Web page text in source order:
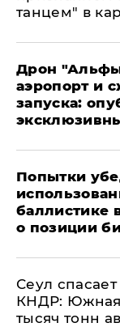
танцем" в
Дрон
аэропорт и
запуска:
Попытки
баллистике
о позиции
​Сеул
КНДР: Южная
тысяч тонн